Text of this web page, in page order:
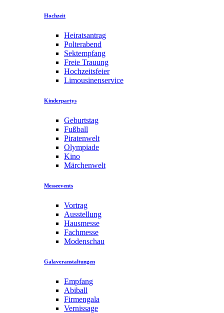
Hochzeit
Heiratsantrag
Polterabend
Sektempfang
Freie Trauung
Hochzeitsfeier
Limousinenservice
Kinderpartys
Geburtstag
Fußball
Piratenwelt
Olympiade
Kino
Märchenwelt
Messeevents
Vortrag
Ausstellung
Hausmesse
Fachmesse
Modenschau
Galaveranstaltungen
Empfang
Abiball
Firmengala
Vernissage